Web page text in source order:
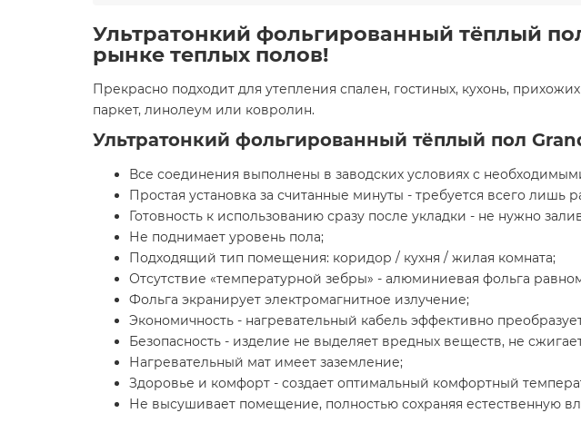
Ультратонкий фольгированный тёплый
рынке теплых полов!
Прекрасно подходит для утепления спален, гостиных, кухонь,
паркет, линолеум или ковролин.
Ультратонкий фольгированный тёплый пол
Все соединения выполнены в заводских условиях с
Простая установка за считанные минуты - требуется всего
Готовность к использованию сразу после укладки - не нужно
Не поднимает уровень пола;
Подходящий тип помещения: коридор / кухня / жилая комната;
Отсутствие «температурной зебры» - алюминиевая фольга
Фольга экранирует электромагнитное излучение;
Экономичность - нагревательный кабель эффективно
Безопасность - изделие не выделяет вредных веществ, не
Нагревательный мат имеет заземление;
Здоровье и комфорт - создает оптимальный комфортный
Не высушивает помещение, полностью сохраняя естественную